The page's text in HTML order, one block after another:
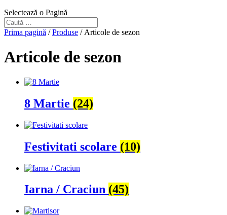
Selectează o Pagină
Prima pagină /Produse / Articole de sezon
Articole de sezon
8 Martie (24)
Festivitati scolare (10)
Iarna / Craciun (45)